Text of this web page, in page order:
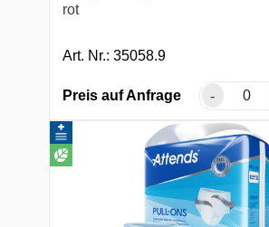
rot
Art. Nr.: 35058.9
Preis auf Anfrage -